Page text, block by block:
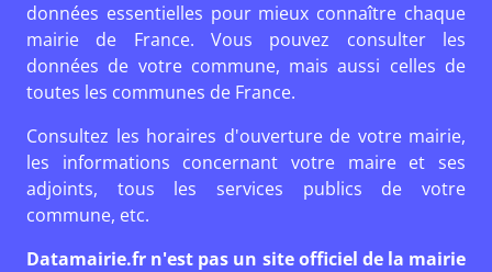
données essentielles pour mieux connaître chaque
mairie de France. Vous pouvez consulter les
données de votre commune, mais aussi celles de
toutes les communes de France.
Consultez les horaires d'ouverture de votre mairie,
les informations concernant votre maire et ses
adjoints, tous les services publics de votre
commune, etc.
Datamairie.fr n'est pas un site officiel de la mairie